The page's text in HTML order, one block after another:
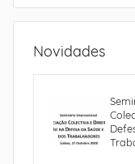
Novidades